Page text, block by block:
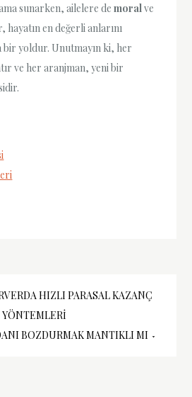
sunarken, ailelere demoralve
hayatın en değerli anlarını
yoldur. Unutmayın ki, her
ve her aranjman, yeni bir
HIZLI PARASAL KAZANÇ
YÖNTEMLERI
BOZDURMAK MANTIKLI MI